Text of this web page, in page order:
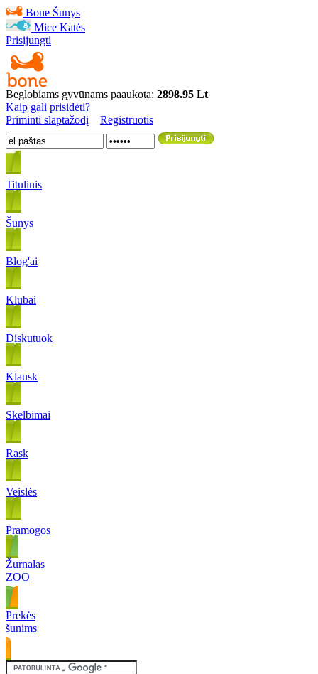
Bone Šunys
Mice Katės
Prisijungti
Beglobiams gyvūnams paaukota: 2898.95 Lt
Kaip gali prisidėti?
Priminti slaptažodį
Registruotis
Titulinis
Šunys
Blog'ai
Klubai
Diskutuok
Klausk
Skelbimai
Rask
Veislės
Pramogos
Žurnalas
ZOO
Prekės
šunims